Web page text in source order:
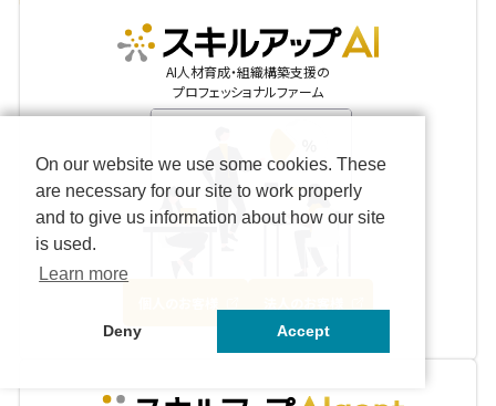
skillupai
AI人材育成・組織構築支援の
プロフェッショナルファーム
On our website we use some cookies. These
are necessary for our site to work properly
and to give us information about how our site
is used.
Learn more
Deny Accept